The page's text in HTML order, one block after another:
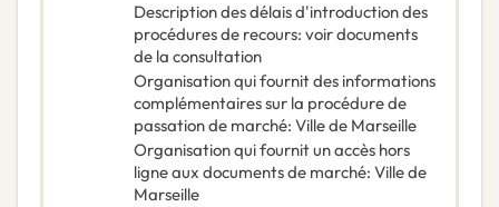
Description des délais d'introduction des
procédures de recours: voir documents
de la consultation
Organisation qui fournit des informations
complémentaires sur la procédure de
passation de marché: Ville de Marseille
Organisation qui fournit un accès hors
ligne aux documents de marché: Ville de
Marseille